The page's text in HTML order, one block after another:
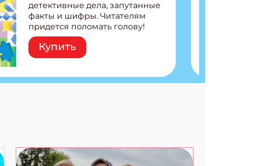
детективные дела, запутанные
факты и шифры. Читателям
придется поломать голову!
Внутри: Шифры и
расшифровки Плетем
запутанные поделки
Ищем коды 3 комикса
Купить